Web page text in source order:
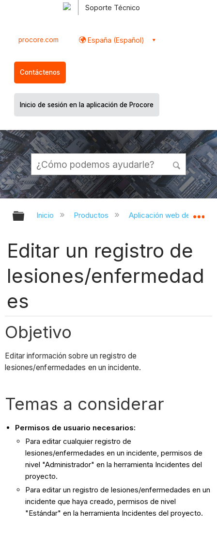
Soporte Técnico
procore.com España (Español)
Contáctenos
Inicio de sesión en la aplicación de Procore
Expandir/contraer jerarquía global
Inicio Productos Aplicación web de
Editar un registro de
lesiones/enfermedad
es
Objetivo
Editar información sobre un registro de
lesiones/enfermedades en un incidente.
Temas a considerar
Permisos de usuario necesarios:
Para editar cualquier registro de
lesiones/enfermedades en un incidente, permisos de
nivel "Administrador" en la herramienta Incidentes del
proyecto.
Para editar un registro de lesiones/enfermedades en un
incidente que haya creado, permisos de nivel
"Estándar" en la herramienta Incidentes del proyecto.